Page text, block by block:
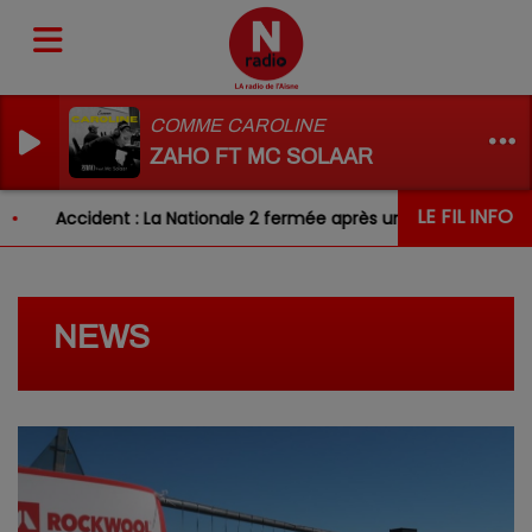
COMME CAROLINE
ZAHO FT MC SOLAAR
LE FIL INFO
Accident : La Nationale 2 fermée après un choc entre deux
NEWS